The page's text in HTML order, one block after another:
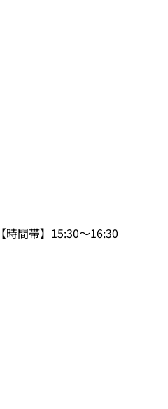
時間帯】15:30～16:30